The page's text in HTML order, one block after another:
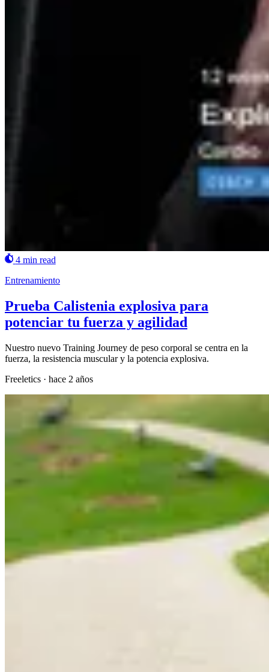
4 min read
Entrenamiento
Prueba Calistenia explosiva para
potenciar tu fuerza y agilidad
Nuestro nuevo Training Journey de peso corporal se centra en la
fuerza, la resistencia muscular y la potencia explosiva.
Freeletics · hace 2 años